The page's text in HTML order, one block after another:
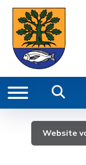
Website